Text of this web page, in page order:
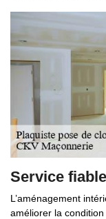
Service
L’aménagement
améliorer la condition